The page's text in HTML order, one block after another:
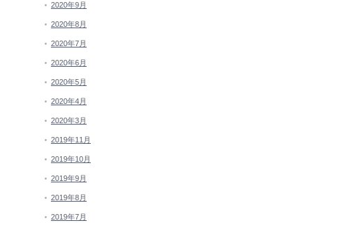
2020年9月
2020年8月
2020年7月
2020年6月
2020年5月
2020年4月
2020年3月
2019年11月
2019年10月
2019年9月
2019年8月
2019年7月